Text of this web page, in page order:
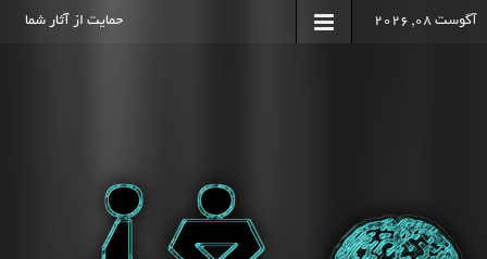
آگوست 08, 2026 حمایت از آثار شما